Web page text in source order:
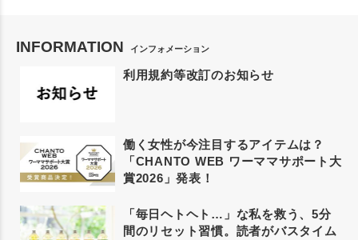
INFORMATION インフォメーション
利用規約等改訂のお知らせ
働く女性が今注目するアイテムは？
「CHANTO WEB ワーママサポート大
賞2026」発表！
「毎日ヘトヘト…」な私を救う、5分
間のリセット習慣。読者がバスタイム